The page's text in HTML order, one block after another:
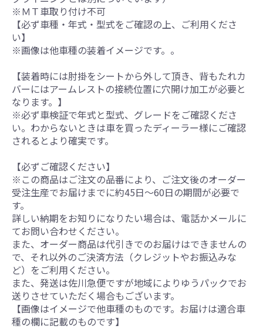
※ＭＴ車取り付け不可
【必ず車種・年式・型式をご確認の上、ご利用くださ
い】
※画像は他車種の装着イメージです。。
【装着時には肘掛をシートから外して頂き、背もたれカ
バーにはアームレストの接続位置に穴開け加工が必要と
なります。】
※必ず車検証で年式と型式、グレードをご確認くださ
い。わからないときは車を買ったディーラー様にご確認
されるとより確実です。
【必ずご確認ください】
※この商品はご注文の品番により、ご注文後のオーダー
受注生産でお届けまでに約45日～60日の期間が必要で
す。
詳しい納期をお知りになりたい場合は、電話かメールに
てお問い合わせください。
また、オーダー商品は代引きでのお届けはできませんの
で、それ以外のご決済方法（クレジットやお振込みな
ど）をご利用ください。
また、発送は佐川急便ですが地域によりゆうパックでお
送りさせていただく場合もございます。
【画像はイメージで他車種のものです。お届けは適合車
種の欄に記載のものです】